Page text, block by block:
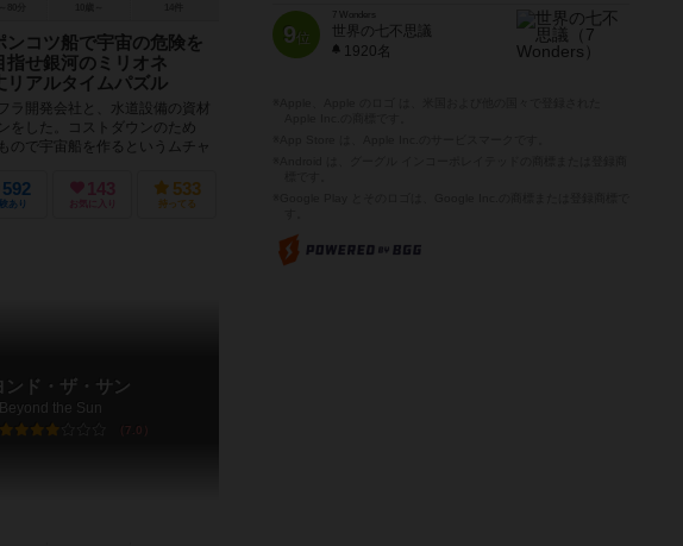
ンコツ船で宇宙の危険を
指せ銀河のミリオネ
アルタイムパズル
ラ開発会社と、水道設備の資材
をした。コストダウンのため
ので宇宙船を作るというムチャ
592
あり
143
お気に入り
533
持ってる
ンド・ザ・サン
Beyond the Sun
7.0
9位
7 Wonders
世界の七不思議
1920名